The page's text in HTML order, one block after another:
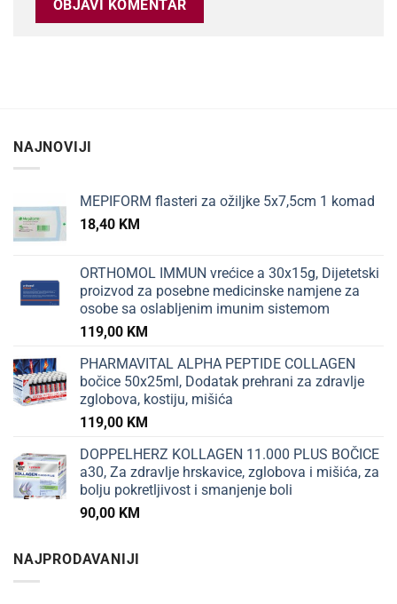
NAJNOVIJI
MEPIFORM flasteri za ožiljke 5x7,5cm 1 komad
18,40 KM
ORTHOMOL IMMUN vrećice a 30x15g, Dijetetski
proizvod za posebne medicinske namjene za
osobe sa oslabljenim imunim sistemom
119,00 KM
PHARMAVITAL ALPHA PEPTIDE COLLAGEN
bočice 50x25ml, Dodatak prehrani za zdravlje
zglobova, kostiju, mišića
119,00 KM
DOPPELHERZ KOLLAGEN 11.000 PLUS BOČICE
a30, Za zdravlje hrskavice, zglobova i mišića, za
bolju pokretljivost i smanjenje boli
90,00 KM
NAJPRODAVANIJI